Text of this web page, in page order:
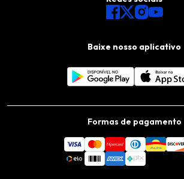
Baixe nosso aplicativo
Formas de pagamento